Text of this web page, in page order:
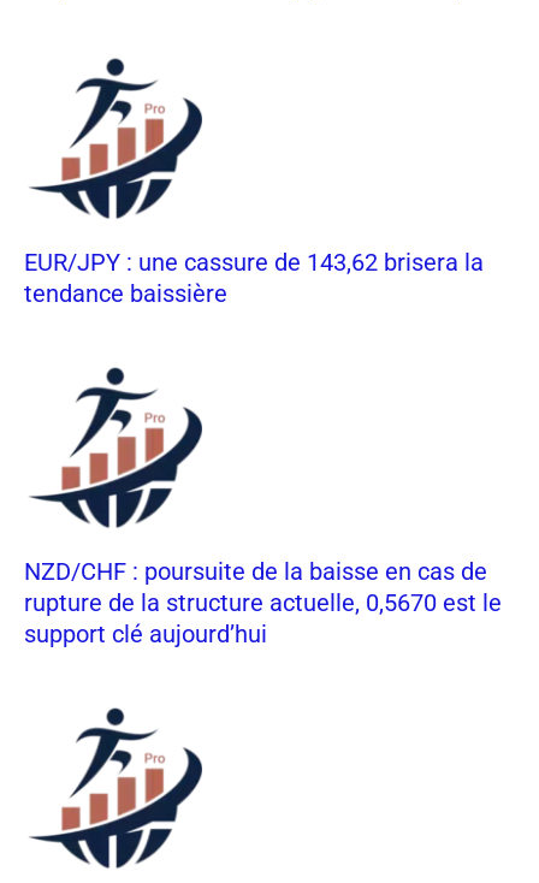
EUR/JPY : une cassure de 143,62 brisera la
tendance baissière
NZD/CHF : poursuite de la baisse en cas de
rupture de la structure actuelle, 0,5670 est le
support clé aujourd’hui